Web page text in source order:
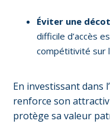
Éviter une
difficile d’accès
compétitivité sur
En investissant dans
renforce son
protège sa valeur